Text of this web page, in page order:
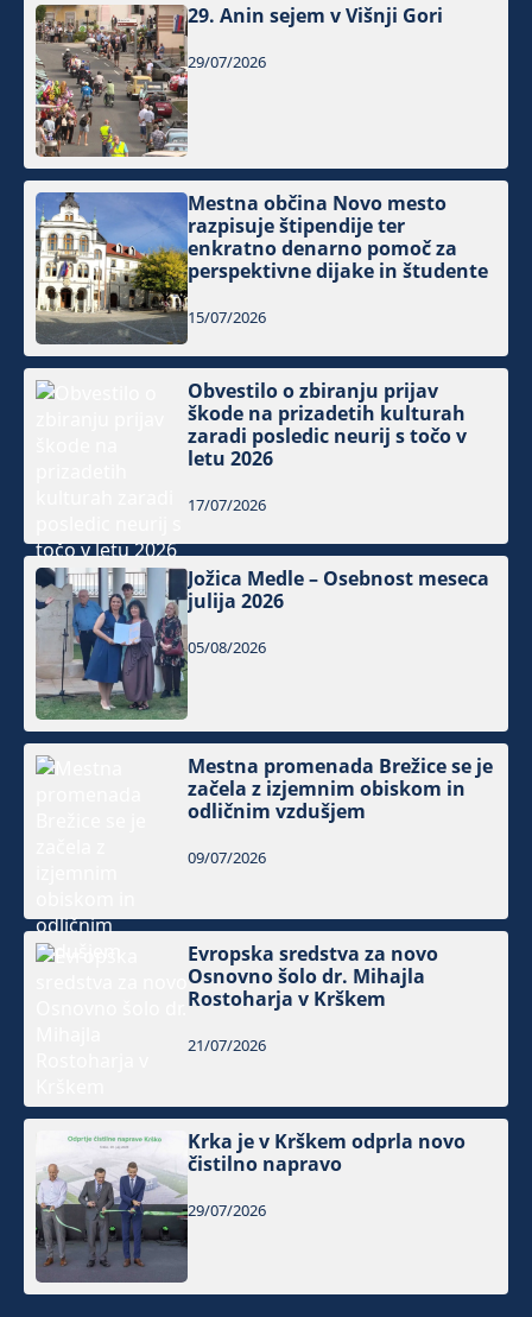
29. Anin sejem v Višnji Gori
29/07/2026
Mestna občina Novo mesto
razpisuje štipendije ter
enkratno denarno pomoč za
perspektivne dijake in študente
15/07/2026
Obvestilo o zbiranju prijav
škode na prizadetih kulturah
zaradi posledic neurij s točo v
letu 2026
17/07/2026
Jožica Medle – Osebnost meseca
julija 2026
05/08/2026
Mestna promenada Brežice se je
začela z izjemnim obiskom in
odličnim vzdušjem
09/07/2026
Evropska sredstva za novo
Osnovno šolo dr. Mihajla
Rostoharja v Krškem
21/07/2026
Krka je v Krškem odprla novo
čistilno napravo
29/07/2026